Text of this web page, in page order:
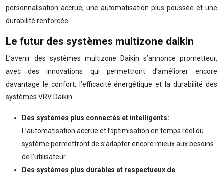
personnalisation accrue, une automatisation plus poussée et une
durabilité renforcée.
Le futur des systèmes multizone daikin
L’avenir des systèmes multizone Daikin s’annonce prometteur,
avec des innovations qui permettront d’améliorer encore
davantage le confort, l’efficacité énergétique et la durabilité des
systèmes VRV Daikin.
Des systèmes plus connectés et intelligents:
L’automatisation accrue et l’optimisation en temps réel du
système permettront de s’adapter encore mieux aux besoins
de l’utilisateur.
Des systèmes plus durables et respectueux de